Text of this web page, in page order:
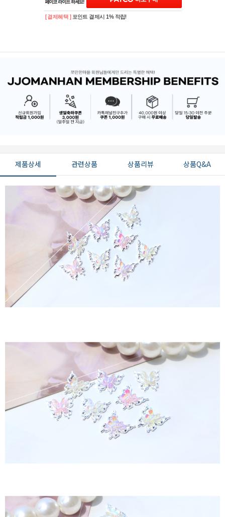
페이코 ID로 페
PAYCO 바로구매
[ 결제혜택 ] 포인트 결제시 1% 적립!
제품상세 관련상품 상품리뷰 상품Q&A